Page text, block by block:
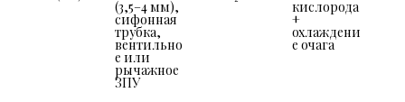
(3,5–4 мм),
сифонная
трубка,
вентильно
е или
рычажное
ЗПУ
кислорода
+
охлаждени
е очага